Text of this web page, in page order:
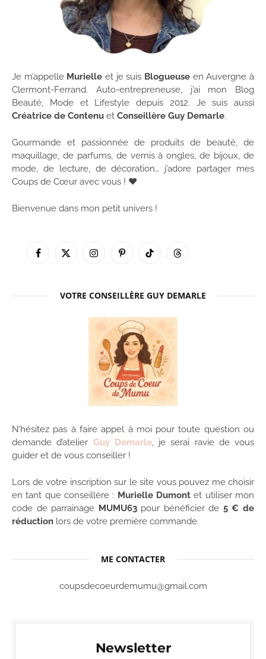
Je m’appelle Murielle et je suis Blogueuse en Auvergne à
Clermont-Ferrand. Auto-entrepreneuse, j’ai mon Blog
Beauté, Mode et Lifestyle depuis 2012. Je suis aussi
Créatrice de Contenu et Conseillère Guy Demarle.
Gourmande et passionnée de produits de beauté, de
maquillage, de parfums, de vernis à ongles, de bijoux, de
mode, de lecture, de décoration… j’adore partager mes
Coups de Cœur avec vous ! ♥
Bienvenue dans mon petit univers !
Facebook
X
InstagramPinterestTikTok Threads
VOTRE CONSEILLÈRE GUY DEMARLE
N’hésitez pas à faire appel à moi pour toute question ou
demande d’atelier Guy Demarle, je serai ravie de vous
guider et de vous conseiller !
Lors de votre inscription sur le site vous pouvez me choisir
en tant que conseillère : Murielle Dumont et utiliser mon
code de parrainage MUMU63pour bénéficier de 5 € de
réduction lors de votre première commande.
ME CONTACTER
coupsdecoeurdemumu@gmail.com
Newsletter